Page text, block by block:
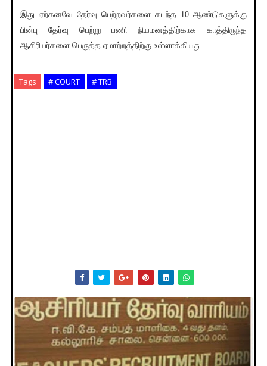
இது ஏற்கனவே தேர்வு பெற்றவர்களை கடந்த 10 ஆண்டுகளுக்கு
பின்பு தேர்வு பெற்று பணி நியமனத்திற்காக காத்திருந்த
ஆசிரியர்களை பெருத்த ஏமாற்றத்திற்கு உள்ளாக்கியது
Tags # COURT # TRB